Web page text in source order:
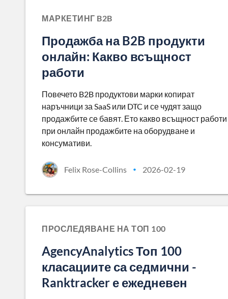
МАРКЕТИНГ B2B
Продажба на B2B продукти
онлайн: Какво всъщност
работи
Повечето B2B продуктови марки копират
наръчници за SaaS или DTC и се чудят защо
продажбите се бавят. Ето какво всъщност работи
при онлайн продажбите на оборудване и
консумативи.
Felix Rose-Collins • 2026-02-19
ПРОСЛЕДЯВАНЕ НА ТОП 100
AgencyAnalytics Топ 100
класациите са седмични -
Ranktracker е ежедневен